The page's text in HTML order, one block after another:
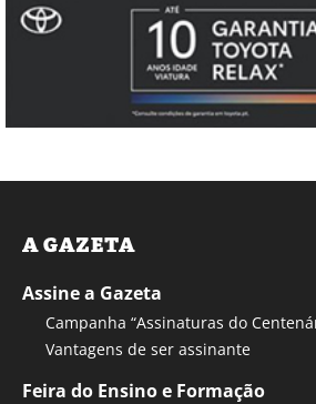
A GAZETA
Assine a Gazeta
Campanha “Assinaturas do
Vantagens de ser assinante
Feira do Ensino e Formação